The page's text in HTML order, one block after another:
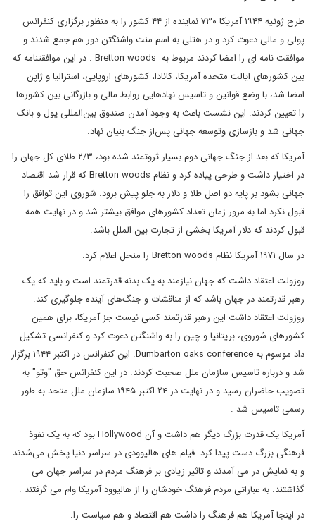
طرح ژوئیه ۱۹۴۴ آمریکا ۷۳۰ نماینده از ۴۴ کشور را به منظور برگزاری کنفرانس
پولی و مالی دعوت کرد و در هتلی به اسم منت واشنگتن دور هم جمع شدند و
موافقت نامه ای را امضا کردند مربوط به Bretton woods . در این موافقتنامه که
بین کشورهای ایالت متحده آمریکا، کانادا، کشورهای اروپایی، استرالیا و ژاپن
امضا شد، با وضع قوانین و تاسیس نهادهایی روابط مالی و بازرگانی بین کشورها
را تعیین کردند. این نشست باعث به وجود آمدن صندوق بین‌المللی پول و بانک
جهانی شد و بازسازی وتوسعه جهانی پس‌از جنگ بنیان نهاد.
آمریکا که بعد از جنگ جهانی دوم بسیار ثروتمند شده بود، ۲/۳ طلای کل جهان را
در اختیار داشت و طرحی پیاده کرد و نظام Bretton woods که قرار شد اقتصاد
جهانی بشود بر پایه دو اصل طلا و دلار به جلو پیش برود. شوروی این توافق را
قبول نکرد اما به مرور زمان تعداد کشورهای موافق بیشتر شد و در نهایت همه
قبول کردند که دلار آمریکا بخشی از تجارت بین الملل باشد.
در سال ۱۹۷۱ آمریکا نظام Bretton woods را منحل اعلام کرد.
روزولت اعتقاد داشت که جهان نیازمند به یک بدنه قدرتمند است و باید که یک
رهبر قدرتمند در جهان باشد که از مناقشات و جنگ‌های آینده جلوگیری کند.
روزولت اعتقاد داشت این رهبر قدرتمند کسی نیست جز آمریکا، برای همین
کشورهای شوروی، بریتانیا و چین را به واشنگتن دعوت کرد و کنفرانسی تشکیل
داد موسوم به Dumbarton oaks conference. این کنفرانس در اکتبر ۱۹۴۴ برگزار
شد و درباره تاسیس سازمان ملل صحبت کردند. در این کنفرانس حق "وتو" به
تصویب حاضران رسید و در نهایت در ۲۴ اکتبر ۱۹۴۵ سازمان ملل متحد به طور
رسمی تاسیس شد .
آمریکا یک قدرت بزرگ دیگر هم داشت و آن Hollywood بود که به یک نفوذ
فرهنگی بزرگ دست پیدا کرد. فیلم های هالیوودی در سراسر دنیا پخش می‌شدند
و به نمایش در می آمدند و تاثیر زیادی بر فرهنگ مردم در سراسر جهان می
گذاشتند. به عباراتی مردم فرهنگ خودشان را از هالیوود آمریکا وام می گرفتند .
در اینجا آمریکا هم فرهنگ را داشت هم اقتصاد و هم سیاست را.